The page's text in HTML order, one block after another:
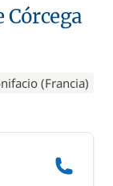
Córcega
(Francia)